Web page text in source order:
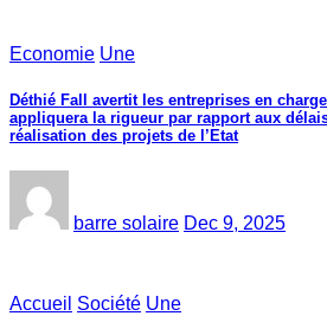
Economie Une
Déthié Fall avertit les entreprises en
appliquera la rigueur par rapport aux
réalisation des projets de l’Etat
barre solaire Dec 9, 2025
Accueil Société Une